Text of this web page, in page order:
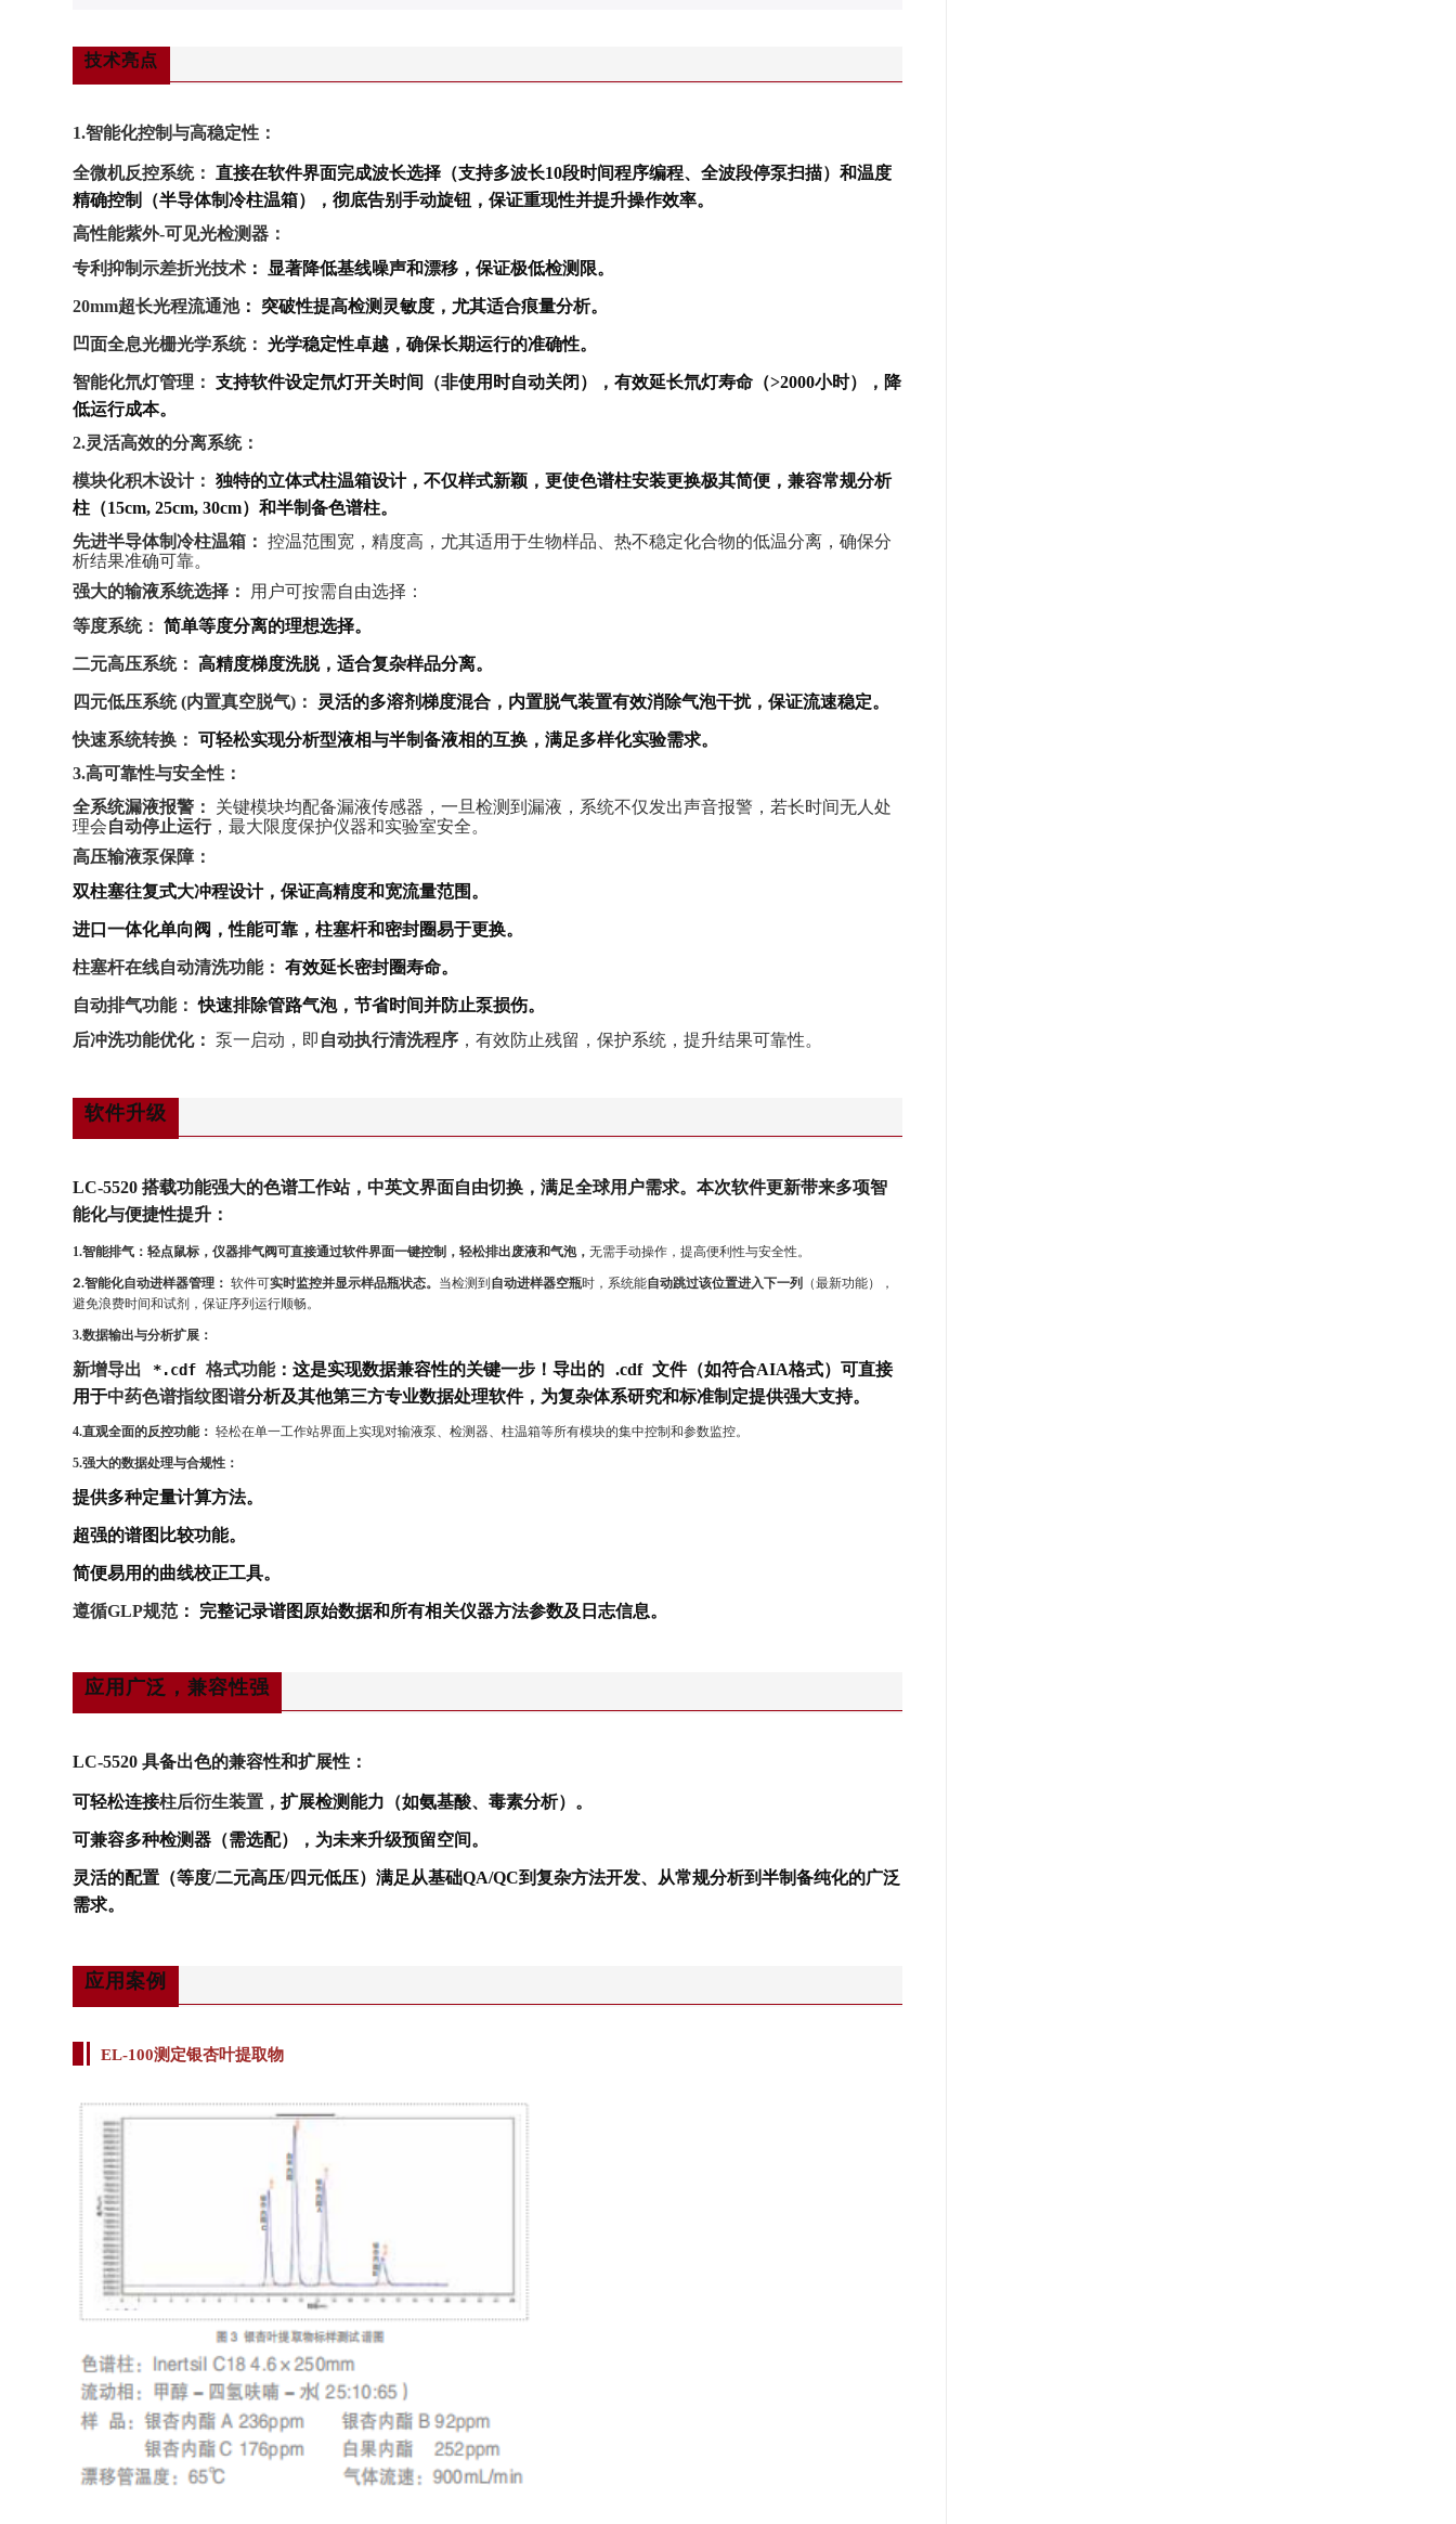
技术亮点
1.智能化控制与高稳定性：
全微机反控系统：
直接在软件界面完成波长选择（支持多波长10段时间程序编程、全波段停泵扫描）和温度
精确控制（半导体制冷柱温箱），彻底告别手动旋钮，保证重现性并提升操作效率。
高性能紫外-可见光检测器：
专利抑制示差折光技术 ： 显著降低基线噪声和漂移，保证极低检测限。
20mm超长光程流通池： 突破性提高检测灵敏度，尤其适合痕量分析。
凹面全息光栅光学系统： 光学稳定性卓越，确保长期运行的准确性。
智能化氘灯管理： 支持软件设定氘灯开关时间（非使用时自动关闭），有效延长氘灯寿命（>2000小时），降
低运行成本。
2.灵活高效的分离系统：
模块化积木设计： 独特的立体式柱温箱设计，不仅样式新颖，更使色谱柱安装更换极其简便，兼容常规分析
柱（15cm, 25cm, 30cm）和半制备色谱柱。
先进半导体制冷柱温箱： 控温范围宽，精度高，尤其适用于生物样品、热不稳定化合物的低温分离，确保分
析结果准确可靠。
强大的输液系统选择：
用户可按需自由选择：
等度系统：简单等度分离的理想选择。
二元高压系统： 高精度梯度洗脱，适合复杂样品分离。
四元低压系统 (内置真空脱气)： 灵活的多溶剂梯度混合，内置脱气装置有效消除气泡干扰，保证流速稳定。
快速系统转换： 可轻松实现分析型液相与半制备液相的互换，满足多样化实验需求。
3.高可靠性与安全性：
全系统漏液报警：
关键模块均配备漏液传感器，一旦检测到漏液，系统不仅发出声音报警，若长时间无人处
理会自动停止运行，最大限度保护仪器和实验室安全。
高压输液泵保障：
双柱塞往复式大冲程设计，保证高精度和宽流量范围。
进口一体化单向阀，性能可靠，柱塞杆和密封圈易于更换。
柱塞杆在线自动清洗功能： 有效延长密封圈寿命。
自动排气功能： 快速排除管路气泡，节省时间并防止泵损伤。
后冲洗功能优化： 泵一启动，即 自动执行清洗程序 ，有效防止残留，保护系统，提升结果可靠性。
软件升级
LC-5520 搭载功能强大的色谱工作站，中英文界面自由切换，满足全球用户需求。本次软件更新带来多项智
能化与便捷性提升：
1.智能排气：轻点鼠标，仪器排气阀可直接通过软件界面一键控制，轻松排出废液和气泡，无需手动操作，提高便利性与安全性。
2.智能化自动进样器管理：软件可实时监控并显示样品瓶状态。 当检测到 自动进样器空瓶时，系统能自动跳过该位置进入下一列
（最新功能），
避免浪费时间和试剂，保证序列运行顺畅。
3.数据输出与分析扩展 ：
新增导出 *.cdf 格式功能：这是实现数据兼容性的关键一步！导出的 .cdf 文件（如符合AIA格式）可直接
用于中药色谱指纹图谱分析及其他第三方专业数据处理软件，为复杂体系研究和标准制定提供强大支持。
4.直观全面的反控功能： 轻松在单一工作站界面上实现对输液泵、检测器、柱温箱等所有模块的集中控制和参数监控。
5.强大的数据处理与合规性：
提供多种定量计算方法。
超强的谱图比较功能。
简便易用的曲线校正工具。
遵循GLP规范： 完整记录谱图原始数据和所有相关仪器方法参数及日志信息。
应用广泛，兼容性强
LC-5520 具备出色的兼容性和扩展性：
可轻松连接柱后衍生装置，扩展检测能力（如氨基酸、毒素分析）。
可兼容多种检测器（需选配），为未来升级预留空间。
灵活的配置（等度/二元高压/四元低压）满足从基础QA/QC到复杂方法开发、从常规分析到半制备纯化的广泛
需求。
应用案例
EL-100测定银杏叶提取物